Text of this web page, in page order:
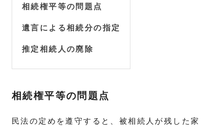
相続権平等の問題点
遺言による相続分の指定
推定相続人の廃除
相続権平等の問題点
民法の定めを遵守すると、被相続人が残した家